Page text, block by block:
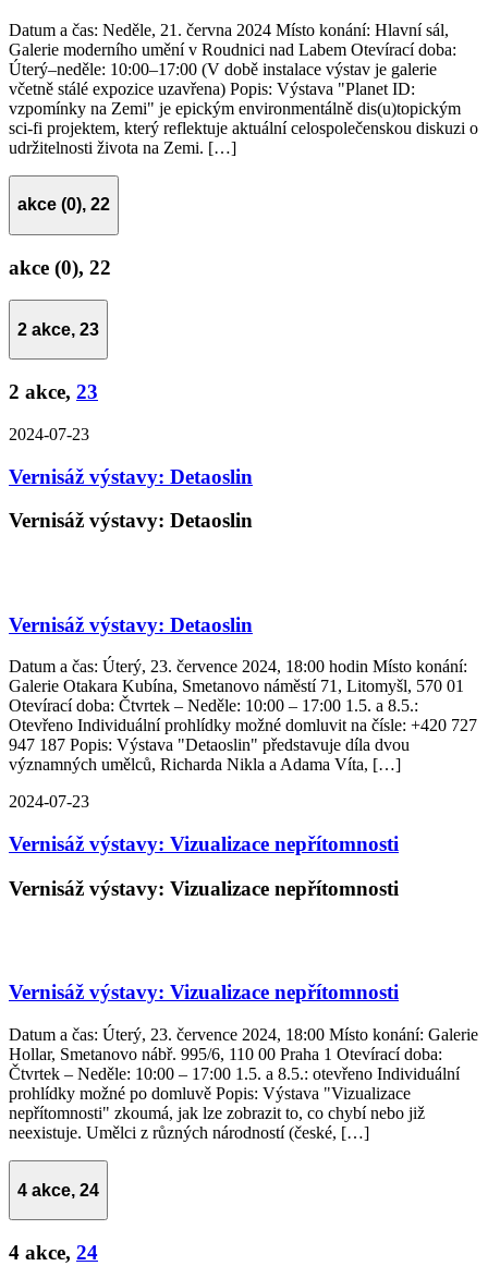
Datum a čas: Neděle, 21. června 2024 Místo konání: Hlavní sál,
Galerie moderního umění v Roudnici nad Labem Otevírací doba:
Úterý–neděle: 10:00–17:00 (V době instalace výstav je galerie
včetně stálé expozice uzavřena) Popis: Výstava "Planet ID:
vzpomínky na Zemi" je epickým environmentálně dis(u)topickým
sci-fi projektem, který reflektuje aktuální celospolečenskou diskuzi o
udržitelnosti života na Zemi. […]
akce (0), 22
akce (0), 22
2 akce, 23
2 akce, 23
2024-07-23
Vernisáž výstavy: Detaoslin
Vernisáž výstavy: Detaoslin
Vernisáž výstavy: Detaoslin
Datum a čas: Úterý, 23. července 2024, 18:00 hodin Místo konání:
Galerie Otakara Kubína, Smetanovo náměstí 71, Litomyšl, 570 01
Otevírací doba: Čtvrtek – Neděle: 10:00 – 17:00 1.5. a 8.5.:
Otevřeno Individuální prohlídky možné domluvit na čísle: +420 727
947 187 Popis: Výstava "Detaoslin" představuje díla dvou
významných umělců, Richarda Nikla a Adama Víta, […]
2024-07-23
Vernisáž výstavy: Vizualizace nepřítomnosti
Vernisáž výstavy: Vizualizace nepřítomnosti
Vernisáž výstavy: Vizualizace nepřítomnosti
Datum a čas: Úterý, 23. července 2024, 18:00 Místo konání: Galerie
Hollar, Smetanovo nábř. 995/6, 110 00 Praha 1 Otevírací doba:
Čtvrtek – Neděle: 10:00 – 17:00 1.5. a 8.5.: otevřeno Individuální
prohlídky možné po domluvě Popis: Výstava "Vizualizace
nepřítomnosti" zkoumá, jak lze zobrazit to, co chybí nebo již
neexistuje. Umělci z různých národností (české, […]
4 akce, 24
4 akce, 24